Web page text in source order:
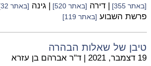
[באתר 355] | דירה [באתר 520] | גינה [באתר 32]
פרשת השבוע [באתר 119]
טיבן של שאלות הבהרה
19 דצמבר, 2021 | ד"ר אברהם בן עזרא